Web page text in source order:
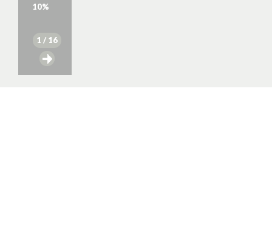
10%
1 / 16